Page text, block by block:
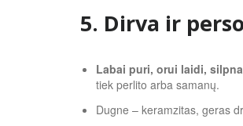
5. Dirva ir
Labai puri, orui laidi,
tiek perlito arba samanų.
Dugne – keramzitas, geras